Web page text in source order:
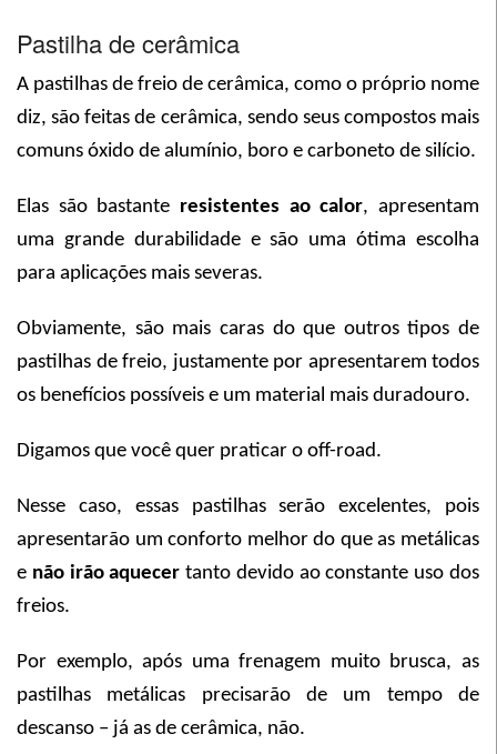
Pastilha de cerâmica
A pastilhas de freio de cerâmica, como o próprio nome
diz, são feitas de cerâmica, sendo seus compostos mais
comuns óxido de alumínio, boro e carboneto de silício.
Elas são bastante resistentes ao calor, apresentam
uma grande durabilidade e são uma ótima escolha
para aplicações mais severas.
Obviamente, são mais caras do que outros tipos de
pastilhas de freio, justamente por apresentarem todos
os benefícios possíveis e um material mais duradouro.
Digamos que você quer praticar o off-road.
Nesse caso, essas pastilhas serão excelentes, pois
apresentarão um conforto melhor do que as metálicas
e não irão aquecertanto devido ao constante uso dos
freios.
Por exemplo, após uma frenagem muito brusca, as
pastilhas metálicas precisarão de um tempo de
descanso – já as de cerâmica, não.